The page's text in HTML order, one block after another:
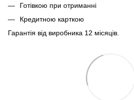
Готівкою при отриманні
Кредитною карткою
Гарантія від виробника 12 місяців.